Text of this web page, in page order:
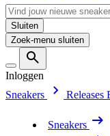
Sluiten
Zoek-menu sluiten
Inloggen
Sneakers
Releases
Sneakers